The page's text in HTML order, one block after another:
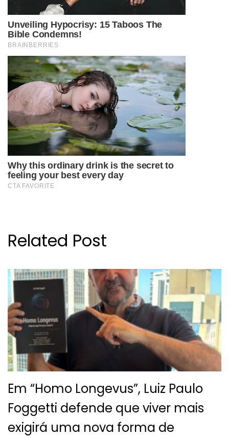
Related Post
Em “Homo Longevus”, Luiz Paulo
Foggetti defende que viver mais
exigirá uma nova forma de